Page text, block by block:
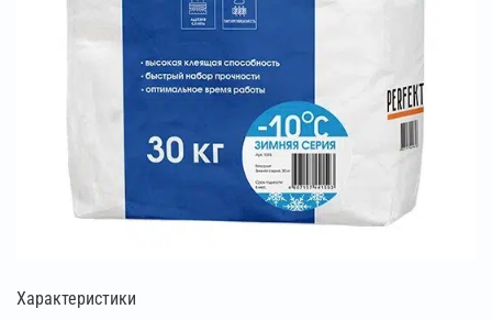
Характеристики